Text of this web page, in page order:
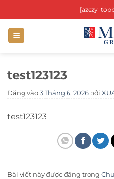
qua
nội
dung
test123123
Đăng vào 3 Tháng 6, 2026 bởi
test123123
Bài viết này được đăng trong